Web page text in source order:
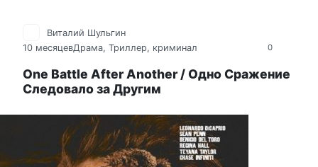
0
Виталий Шульгин
10 месяцевДрама, Триллер, криминал
One Battle After Another / Одно Сражение
Следовало за Другим